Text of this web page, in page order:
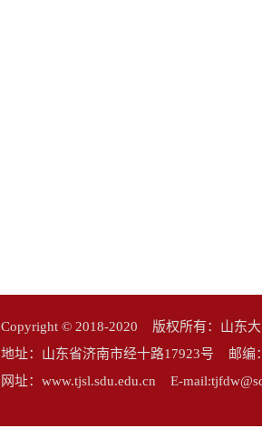
Copyright © 2018-2020 版权所有：山东
地址：山东省济南市经十路17923号 邮
网址：www.tjsl.sdu.edu.cn E-